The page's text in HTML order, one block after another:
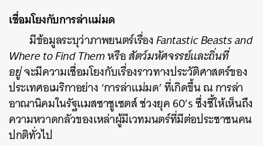
เชื่อมโยงกับการล่าแม่มด
มีข้อมูลระบุว่าภาพยนตร์เรื่องFantastic Beasts and
Where to Find Themหรือสัตว์มหัศจรรย์และถิ่นที่
อยู่จะมีความเชื่อมโยงกับเรื่องราวทางประวัติศาสตร์ของ
ประเทศอเมริกาอย่าง ‘การล่าแม่มด’ ที่เกิดขึ้น ณ การล่า
อาณานิคมในรัฐแมสซาชูเซตส์ ช่วงยุค 60’s ซึ่งชี้ให้เห็นถึง
ความหวาดกลัวของเหล่าผู้มีเวทมนตร์ที่มีต่อประชาชนคน
ปกติทั่วไป